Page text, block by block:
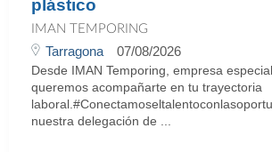
plástico
IMAN TEMPORING
Tarragona 07/08/2026
Desde IMAN Temporing, empresa
queremos acompañarte en tu trayectoria
nuestra delegación de ...